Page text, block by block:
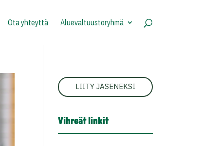
Ota yhteyttä Aluevaltuustoryhmä
LIITY JÄSENEKSI
Vihreät linkit